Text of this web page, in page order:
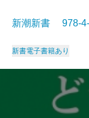
新潮新書 978-
新書電子書籍あり